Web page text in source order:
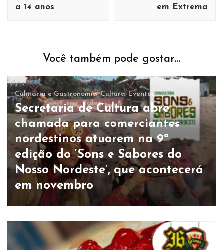
a 14 anos em Extrema
Você também pode gostar...
Culinária e Gastronomia Cultura Eventos
Secretaria de Cultura abre
chamada para comerciantes
nordestinos atuarem na 9ª
edição do ‘Sons e Sabores do
Nosso Nordeste’, que acontecerá
em novembro